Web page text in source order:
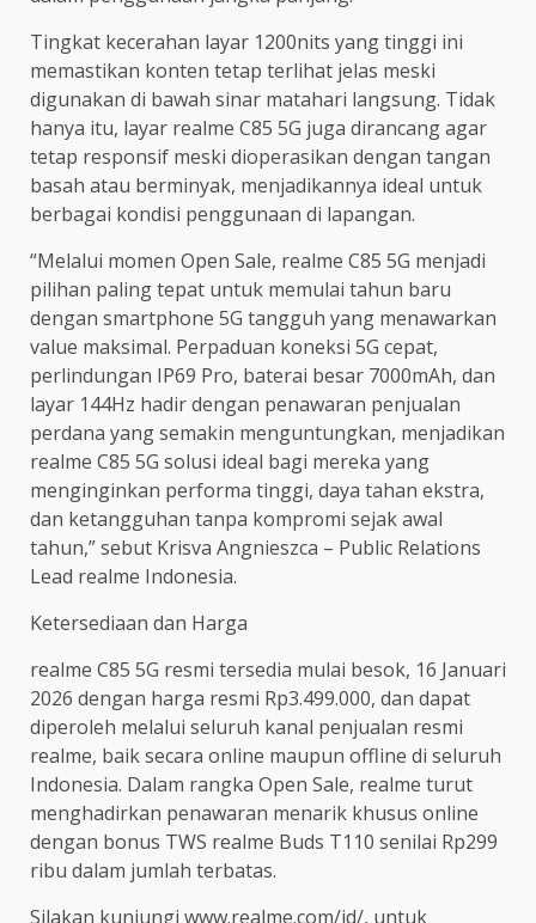
Tingkat kecerahan layar 1200nits yang tinggi ini
memastikan konten tetap terlihat jelas meski
digunakan di bawah sinar matahari langsung. Tidak
hanya itu, layar realme C85 5G juga dirancang agar
tetap responsif meski dioperasikan dengan tangan
basah atau berminyak, menjadikannya ideal untuk
berbagai kondisi penggunaan di lapangan.
“Melalui momen Open Sale, realme C85 5G menjadi
pilihan paling tepat untuk memulai tahun baru
dengan smartphone 5G tangguh yang menawarkan
value maksimal. Perpaduan koneksi 5G cepat,
perlindungan IP69 Pro, baterai besar 7000mAh, dan
layar 144Hz hadir dengan penawaran penjualan
perdana yang semakin menguntungkan, menjadikan
realme C85 5G solusi ideal bagi mereka yang
menginginkan performa tinggi, daya tahan ekstra,
dan ketangguhan tanpa kompromi sejak awal
tahun,” sebut Krisva Angnieszca – Public Relations
Lead realme Indonesia.
Ketersediaan dan Harga
realme C85 5G resmi tersedia mulai besok, 16 Januari
2026 dengan harga resmi Rp3.499.000, dan dapat
diperoleh melalui seluruh kanal penjualan resmi
realme, baik secara online maupun offline di seluruh
Indonesia. Dalam rangka Open Sale, realme turut
menghadirkan penawaran menarik khusus online
dengan bonus TWS realme Buds T110 senilai Rp299
ribu dalam jumlah terbatas.
Silakan kunjungi www.realme.com/id/, untuk